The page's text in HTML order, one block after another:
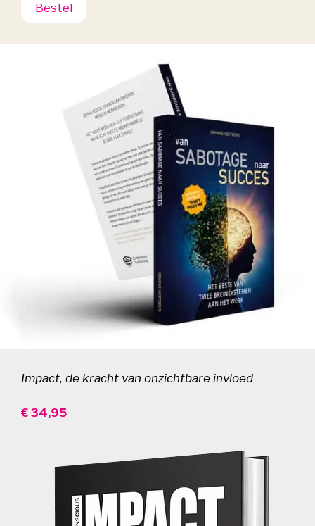
Bestel
Impact, de kracht van onzichtbare invloed
€ 34,95